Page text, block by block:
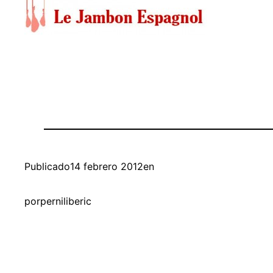
Publicado14 febrero 2012en
porperniliberic